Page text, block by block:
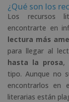
¿Qué son los
Los recursos
encontrarte en
lectura más
para llegar al
hasta la prosa,
tipo. Aunque no
encontrarlos en
literarias están